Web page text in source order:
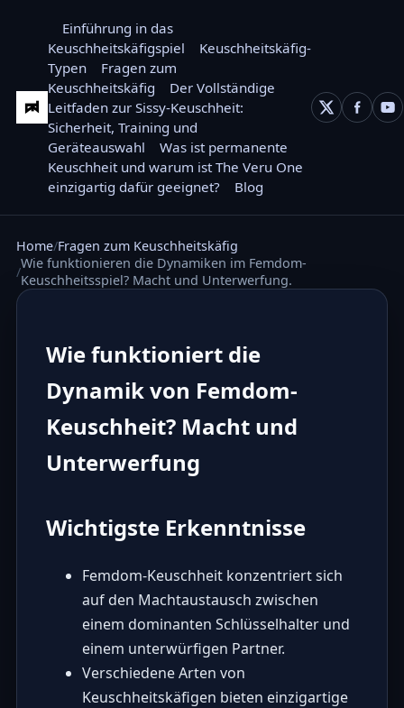
Einführung in das
Keuschheitskäfigspiel
Keuschheitskäfig-
Typen
Fragen zum
Keuschheitskäfig
Der Vollständige
Leitfaden zur Sissy-Keuschheit:
Sicherheit, Training und
Geräteauswahl
Was ist permanente
Keuschheit und warum ist The Veru One
einzigartig dafür geeignet?
Blog
Home Fragen zum Keuschheitskäfig
Wie funktionieren die Dynamiken im Femdom-
Keuschheitsspiel? Macht und Unterwerfung.
Wie funktioniert die
Dynamik von Femdom-
Keuschheit? Macht und
Unterwerfung
Wichtigste Erkenntnisse
Femdom-Keuschheit konzentriert sich
auf den Machtaustausch zwischen
einem dominanten Schlüsselhalter und
einem unterwürfigen Partner.
Verschiedene Arten von
Keuschheitskäfigen bieten einzigartige